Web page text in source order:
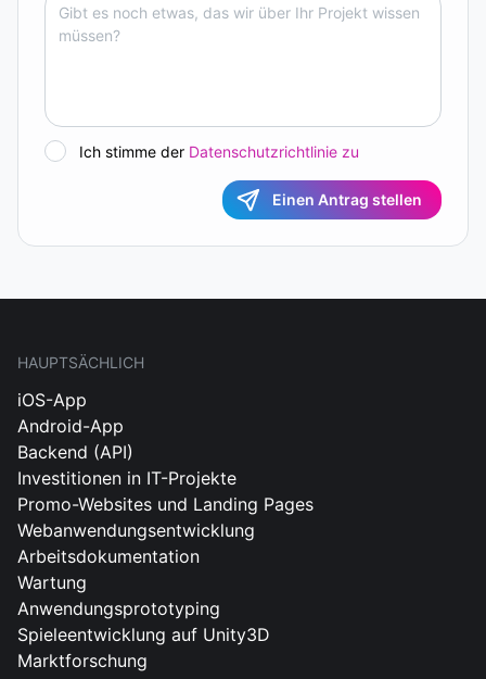
Ich stimme der Datenschutzrichtlinie zu
Einen Antrag stellen
HAUPTSÄCHLICH
iOS-App
Android-App
Backend (API)
Investitionen in IT-Projekte
Promo-Websites und Landing Pages
Webanwendungsentwicklung
Arbeitsdokumentation
Wartung
Anwendungsprototyping
Spieleentwicklung auf Unity3D
Marktforschung